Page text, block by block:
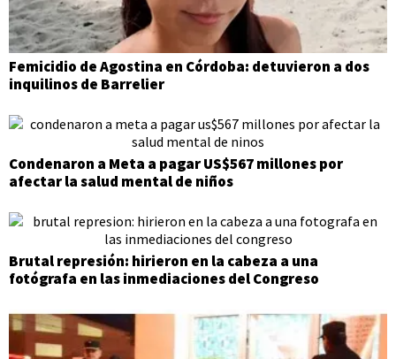
Femicidio de Agostina en Córdoba: detuvieron a dos
inquilinos de Barrelier
Condenaron a Meta a pagar US$567 millones por
afectar la salud mental de niños
Brutal represión: hirieron en la cabeza a una
fotógrafa en las inmediaciones del Congreso